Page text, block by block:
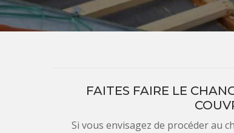
FAITES FAIRE LE
Si vous envisagez de procéder au